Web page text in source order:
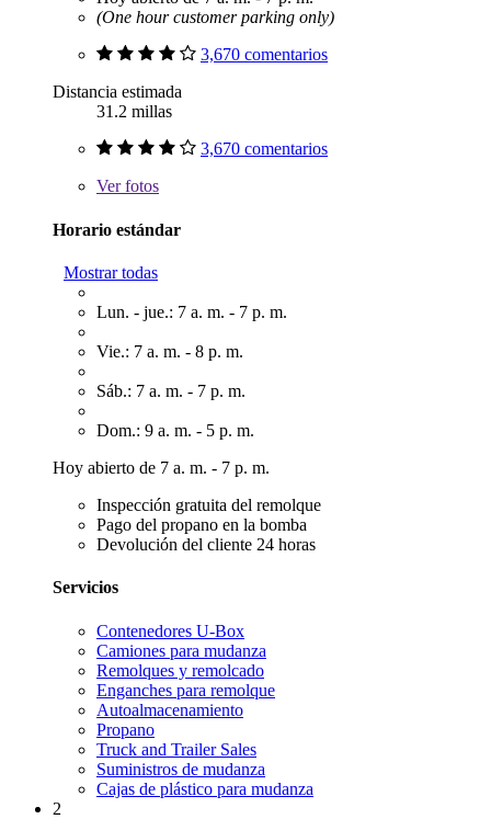
(One hour customer parking only)
3,670 comentarios
Distancia estimada
31.2 millas
3,670 comentarios
Verfotos
Horario estándar
Mostrar todas
Lun. - jue.: 7 a. m. - 7 p. m.
Vie.: 7 a. m. - 8 p. m.
Sáb.: 7 a. m. - 7 p. m.
Dom.: 9 a. m. - 5 p. m.
Hoy abierto de 7 a. m. - 7 p. m.
Inspección gratuita del remolque
Pago del propano en la bomba
Devolución del cliente 24 horas
Servicios
Contenedores U-Box
Camiones para mudanza
Remolques y remolcado
Enganches para remolque
Autoalmacenamiento
Propano
Truck and Trailer Sales
Suministros de mudanza
Cajas de plástico para mudanza
2